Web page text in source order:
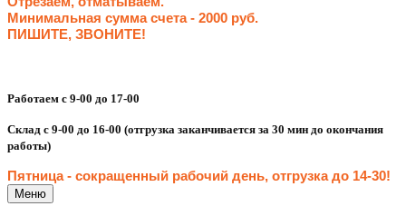
Минимальная сумма счета - 2000 руб.
ПИШИТЕ, ЗВОНИТЕ!
Работаем с 9-00 до 17-00
Склад с 9-00 до 16-00 (отгрузка заканчивается за 30 мин до окончания
работы)
Пятница - сокращенный рабочий день, отгрузка до 14-30!
Меню